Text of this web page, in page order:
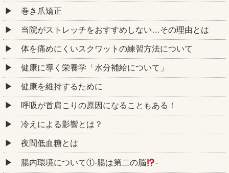
巻き爪矯正
当院がストレッチをおすすめしない…その理由とは
体を痛めにくいスクワットの練習方法について
健康に導く栄養学「水分補給について」
健康を維持するために
呼吸が首肩こりの原因になることもある！
冷えによる影響とは？
夜間低血糖とは
腸内環境について①‐腸は第二の脳 ‐